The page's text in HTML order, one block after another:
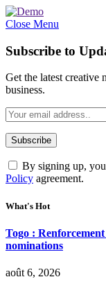
Close Menu
Subscribe to
Get the latest creative
business.
By signing up,
Policy agreement.
What's Hot
Togo :
nominations
août 6, 2026